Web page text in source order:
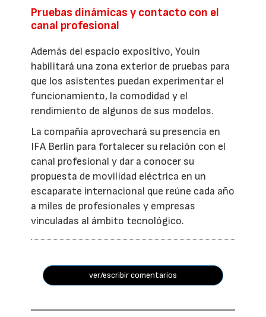
Pruebas dinámicas y contacto con el
canal profesional
Además del espacio expositivo, Youin
habilitará una zona exterior de pruebas para
que los asistentes puedan experimentar el
funcionamiento, la comodidad y el
rendimiento de algunos de sus modelos.
La compañía aprovechará su presencia en
IFA Berlín para fortalecer su relación con el
canal profesional y dar a conocer su
propuesta de movilidad eléctrica en un
escaparate internacional que reúne cada año
a miles de profesionales y empresas
vinculadas al ámbito tecnológico.
ver/escribir comentarios